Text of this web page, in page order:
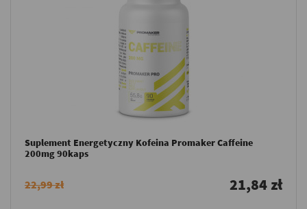
Suplement Energetyczny Kofeina Promaker Caffeine
200mg 90kaps
22,99 zł 21,84 zł